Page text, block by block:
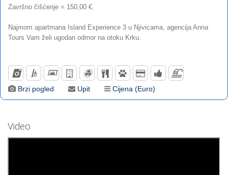
Završno čišćenje = 150,00 €.
Najmom apartmana Island Experience 3 u Njivicama, agencija Anna
Tours Vam želi ugodan odmor na otoku Krku.
Brzi pogled Upit Cijena (Euro)
Video